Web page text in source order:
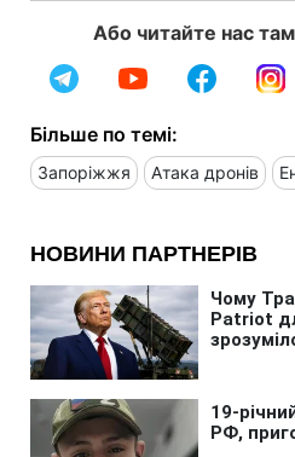
Або читайте нас
Більше по темі:
Запоріжжя Атака дронів